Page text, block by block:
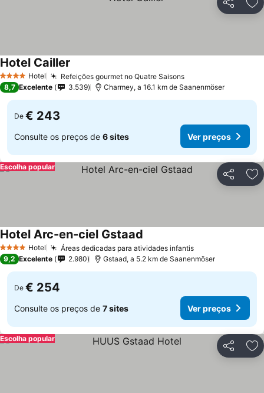
Partilhar
4 EstrelasHotel Refeições gourmet no Quatre Saisons
Hotel Cailler
8,7 Excelente 3.539 Charmey, a 16.1 km de Saanenmöser
De € 243
Consulte os preços de 6 sites Ver preços
Partilhar
Escolha popular
4 EstrelasHotel Áreas dedicadas para atividades infantis
Hotel Arc-en-ciel Gstaad
9,2 Excelente 2.980 Gstaad, a 5.2 km de Saanenmöser
De € 254
Consulte os preços de 7 sites Ver preços
Partilhar
Escolha popular